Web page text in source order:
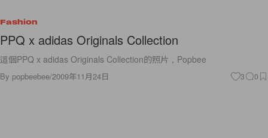
Fashion
PPQ x adidas Originals Collection
這個PPQ x adidas Originals Collection的照片，Popbee
By popbeebee/2009年11月24日 3 0